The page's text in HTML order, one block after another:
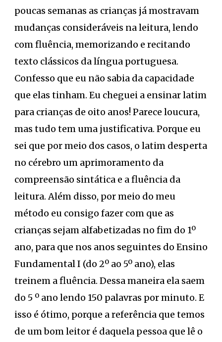
poucas semanas as crianças já mostravam
mudanças consideráveis na leitura, lendo
com fluência, memorizando e recitando
texto clássicos da língua portuguesa.
Confesso que eu não sabia da capacidade
que elas tinham. Eu cheguei a ensinar latim
para crianças de oito anos! Parece loucura,
mas tudo tem uma justificativa. Porque eu
sei que por meio dos casos, o latim desperta
no cérebro um aprimoramento da
compreensão sintática e a fluência da
leitura. Além disso, por meio do meu
método eu consigo fazer com que as
crianças sejam alfabetizadas no fim do 1º
ano, para que nos anos seguintes do Ensino
Fundamental I (do 2º ao 5º ano), elas
treinem a fluência. Dessa maneira ela saem
do 5 º ano lendo 150 palavras por minuto. E
isso é ótimo, porque a referência que temos
de um bom leitor é daquela pessoa que lê o